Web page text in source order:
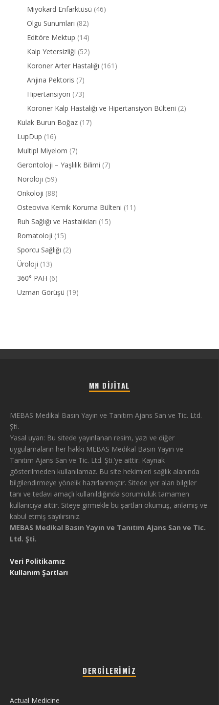
Miyokard Enfarktüsü (46)
Olgu Sunumları (82)
Editöre Mektup (14)
Kalp Yetersizliği (52)
Koroner Arter Hastalığı (161)
Anjina Pektoris (7)
Hipertansiyon (73)
Koroner Kalp Hastalığı ve Hipertansiyon Bülteni (2)
Kulak Burun Boğaz (17)
LupDup (16)
Multipl Miyelom (7)
Gerontoloji – Yaşlılık Bilimi (7)
Nöroloji (59)
Onkoloji (88)
Osteoviva Kemik Koruma Bülteni (11)
Ruh Sağlığı ve Hastalıkları (15)
Romatoloji (15)
Sporcu Sağlığı (2)
Üroloji (13)
360° PAH (6)
Uzman Görüşü (19)
MN DIJITAL
MEBAS Medikal Basın Yayın ve Tanıtım Ajans San ve Tic. Ltd.
Şti.
Yasal uyarı: Bu sitede yayınlanan resim, yazı ve diğer
uygulamaların her hakkı MEBAS Medikal Basın Yayın ve
Tanıtım Ajans San ve Tic. Ltd. Şti.’ye aittir. Kaynak
gösterilmeden kullanılamaz. Bu site hekimleri sağlık alanında
bilgilendirmeye yönelik hazırlanmıştır. Sitede yer alan bilgiler
tanı ve tedavi amaçlı kullanıldığında sorumluluk tamamen
kullanıcıya aittir. Siteye girmekle bu şartları okumuş, anlamış ve
kabul etmiş sayılırsınız.
MEBAS Medikal Basın Yayın ve Tanıtım Ajans San ve Tic.
Ltd. Şti.
Veri Politikamız
Kullanım Şartları
DERGILERIMIZ
Actual Medicine